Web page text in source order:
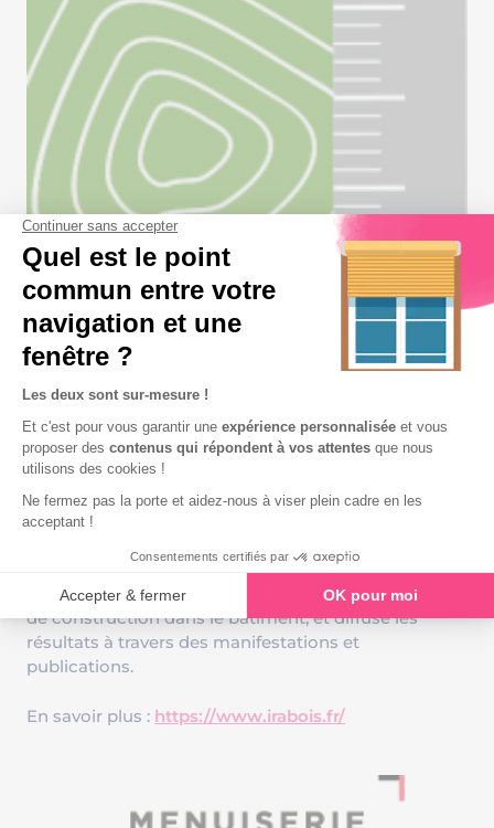
IRABOIS Institut de Recherches Appliquées
au Bois
Dédiée à la recherche et au développement dans le
des programmes d’études et de recherches, suit et
réalise des actions de normalisation des techniques
de construction dans le bâtiment, et diffuse les
résultats à travers des manifestations et
publications.
En savoir plus : https://www.irabois.fr/